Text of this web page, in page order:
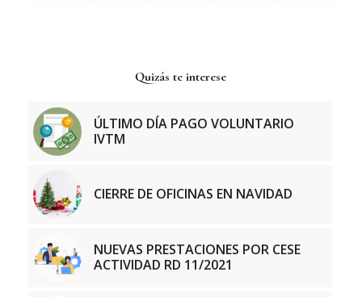
Quizás te interese
ÚLTIMO DÍA PAGO VOLUNTARIO
IVTM
CIERRE DE OFICINAS EN NAVIDAD
NUEVAS PRESTACIONES POR CESE
ACTIVIDAD RD 11/2021